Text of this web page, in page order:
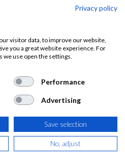
Cascos
antirruido
de cascos anti-ruido.
auditivos básicos hasta cascos
Utiliza nuestro filtro y
que necesitas.
Privacy policy
visitor data, to improve our website,
you a great website experience. For
use open the settings.
Performance
Advertising
Save selection
No, adjust